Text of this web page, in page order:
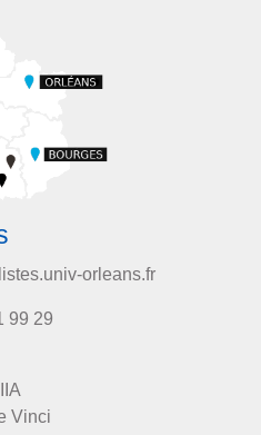
orleans.fr
99 29
Vinci